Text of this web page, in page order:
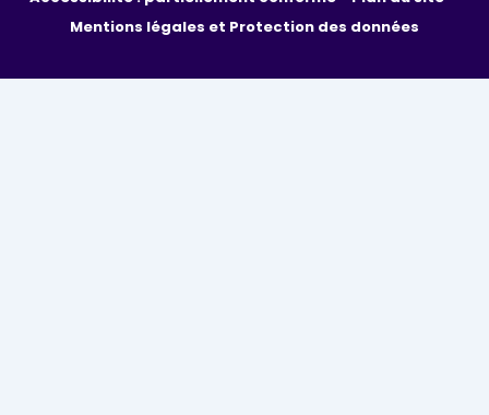
Mentions légales et Protection des données